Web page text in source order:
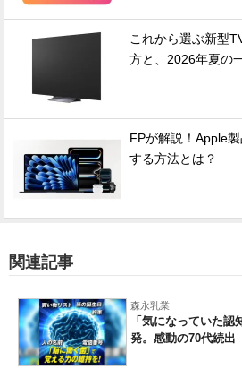
これから選ぶ新型
方と、2026年夏の
FPが解説！Apple
する方法とは？
関連記事
森永乳業
「気になっていた
発。感動の70代続出